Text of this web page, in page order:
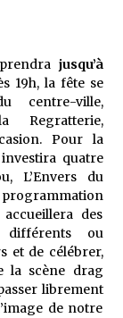
jusqu’à
19h, la fête se
centre-ville,
Pour la
quatre
L’Envers du
des
différents ou
et de célébrer,
la scène drag
librement
de notre